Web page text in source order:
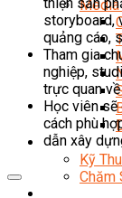
Sức Khỏe
Kỹ
Chăm
thiện sản
storyboard,
quảng cáo,
Tham gia
nghiệp,
trực quan
Học viên
cách phù
dẫn xây